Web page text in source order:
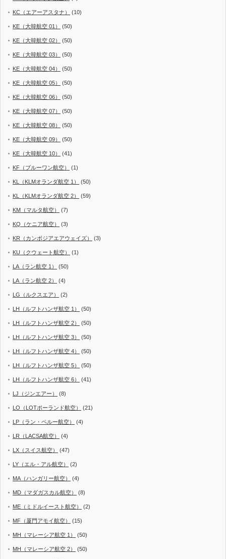
KC（エアーアスタナ） (10)
KE（大韓航空 01） (50)
KE（大韓航空 02） (50)
KE（大韓航空 03） (50)
KE（大韓航空 04） (50)
KE（大韓航空 05） (50)
KE（大韓航空 06） (50)
KE（大韓航空 07） (50)
KE（大韓航空 08） (50)
KE（大韓航空 09） (50)
KE（大韓航空 10） (41)
KF（ブルーワン航空） (1)
KL（KLMオランダ航空 1） (50)
KL（KLMオランダ航空 2） (59)
KM（マルタ航空） (7)
KQ（ケニア航空） (3)
KR（カンボジアエアウェイズ） (3)
KU（クウェート航空） (1)
LA（ラン航空 1） (50)
LA（ラン航空 2） (4)
LG（ルクスエア） (2)
LH（ルフトハンザ航空 1） (50)
LH（ルフトハンザ航空 2） (50)
LH（ルフトハンザ航空 3） (50)
LH（ルフトハンザ航空 4） (50)
LH（ルフトハンザ航空 5） (50)
LH（ルフトハンザ航空 6） (41)
LJ（ジンエアー） (8)
LO（LOTポーランド航空） (21)
LP（ラン・ペルー航空） (4)
LR（LACSA航空） (4)
LX（スイス航空） (47)
LY（エル・アル航空） (2)
MA（ハンガリー航空） (4)
MD（マダガスカル航空） (8)
ME（ミドルイースト航空） (2)
MF（厦門アモイ航空） (15)
MH（マレーシア航空 1） (50)
MH（マレーシア航空 2） (50)